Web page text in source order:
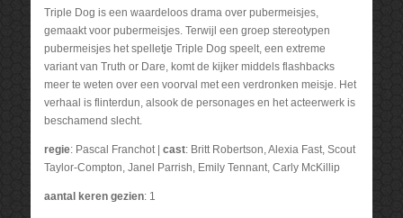
Triple Dog is een waardeloos drama over pubermeisjes,
gemaakt voor pubermeisjes. Terwijl een groep stereotypen
pubermeisjes het spelletje Triple Dog speelt, een extreme
variant van Truth or Dare, komt de kijker middels flashbacks
meer te weten over een voorval met een verdronken meisje. Het
verhaal is flinterdun, alsook de personages en het acteerwerk is
beschamend slecht.
regie: Pascal Franchot | cast: Britt Robertson, Alexia Fast, Scout
Taylor-Compton, Janel Parrish, Emily Tennant, Carly McKillip
aantal keren gezien: 1